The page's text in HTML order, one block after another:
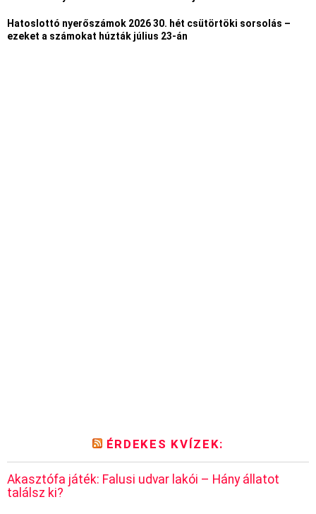
Hatoslottó nyerőszámok 2026 30. hét csütörtöki sorsolás –
ezeket a számokat húzták július 23-án
ÉRDEKES KVÍZEK:
Akasztófa játék: Falusi udvar lakói – Hány állatot
találsz ki?